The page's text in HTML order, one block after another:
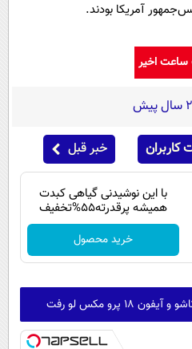
الملل
خارجی
آمریکا بودند.
ساعت اخیر
کاربران خبر قبل
با این نوشیدنی گیاهی کبدت
همیشه پرقدرته55%تخفیف
خرید محصول
۱۸ پرو مکس لو رفت